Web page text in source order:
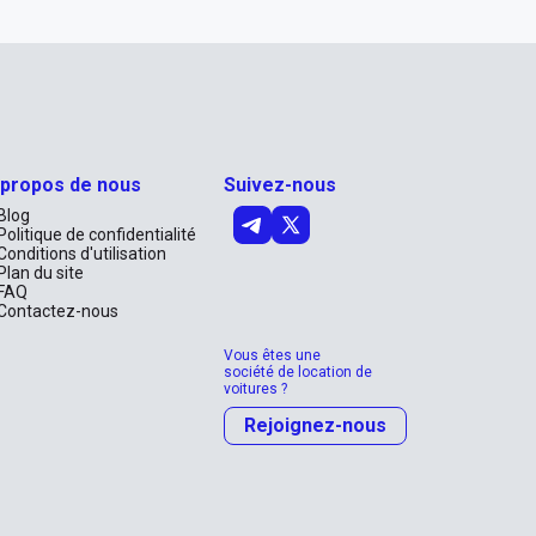
de nous
Blog
Politique de confidentialité
d'utilisation
Plan du site
FAQ
nous
Suivez-nous
Vous êtes une
société de location de
voitures ?
Rejoignez-nous